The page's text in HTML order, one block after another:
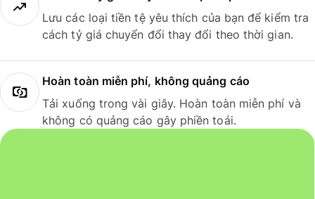
Lưu các loại tiền tệ yêu thích của bạn để kiểm tra
cách tỷ giá chuyển đổi thay đổi theo thời gian.
Hoàn toàn miễn phí, không quảng cáo
Tải xuống trong vài giây. Hoàn toàn miễn phí và
không có quảng cáo gây phiền toái.